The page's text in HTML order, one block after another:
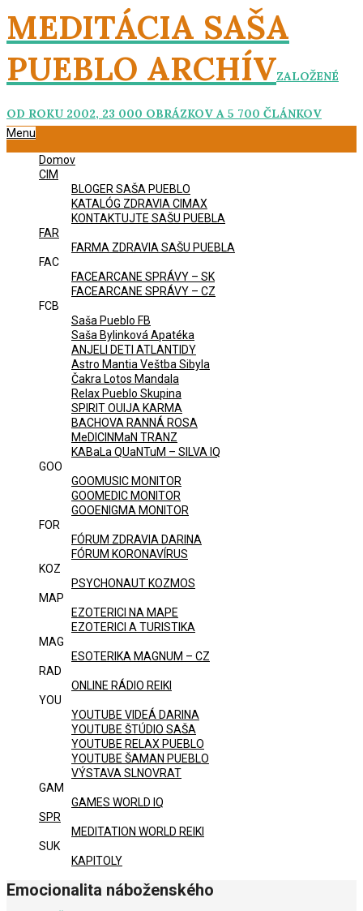
Skip
to
content
MEDITÁCIA SAŠA
PUEBLO ARCHÍVZALOŽENÉ
OD ROKU 2002, 23 000 OBRÁZKOV A 5 700 ČLÁNKOV
Primary
Menu
Domov
CIM
BLOGER SAŠA PUEBLO
KATALÓG ZDRAVIA CIMAX
KONTAKTUJTE SAŠU PUEBLA
FAR
FARMA ZDRAVIA SAŠU PUEBLA
FAC
FACEARCANE SPRÁVY – SK
FACEARCANE SPRÁVY – CZ
FCB
Saša Pueblo FB
Saša Bylinková Apatéka
ANJELI DETI ATLANTIDY
Astro Mantia Veštba Sibyla
Čakra Lotos Mandala
Relax Pueblo Skupina
SPIRIT OUIJA KARMA
BACHOVA RANNÁ ROSA
MeDICINMaN TRANZ
KABaLa QUaNTuM – SILVA IQ
GOO
GOOMUSIC MONITOR
GOOMEDIC MONITOR
GOOENIGMA MONITOR
FOR
FÓRUM ZDRAVIA DARINA
FÓRUM KORONAVÍRUS
KOZ
PSYCHONAUT KOZMOS
MAP
EZOTERICI NA MAPE
EZOTERICI A TURISTIKA
MAG
ESOTERIKA MAGNUM – CZ
RAD
ONLINE RÁDIO REIKI
YOU
YOUTUBE VIDEÁ DARINA
YOUTUBE ŠTÚDIO SAŠA
YOUTUBE RELAX PUEBLO
YOUTUBE ŠAMAN PUEBLO
VÝSTAVA SLNOVRAT
GAM
GAMES WORLD IQ
SPR
MEDITATION WORLD REIKI
SUK
KAPITOLY
Emocionalita náboženského